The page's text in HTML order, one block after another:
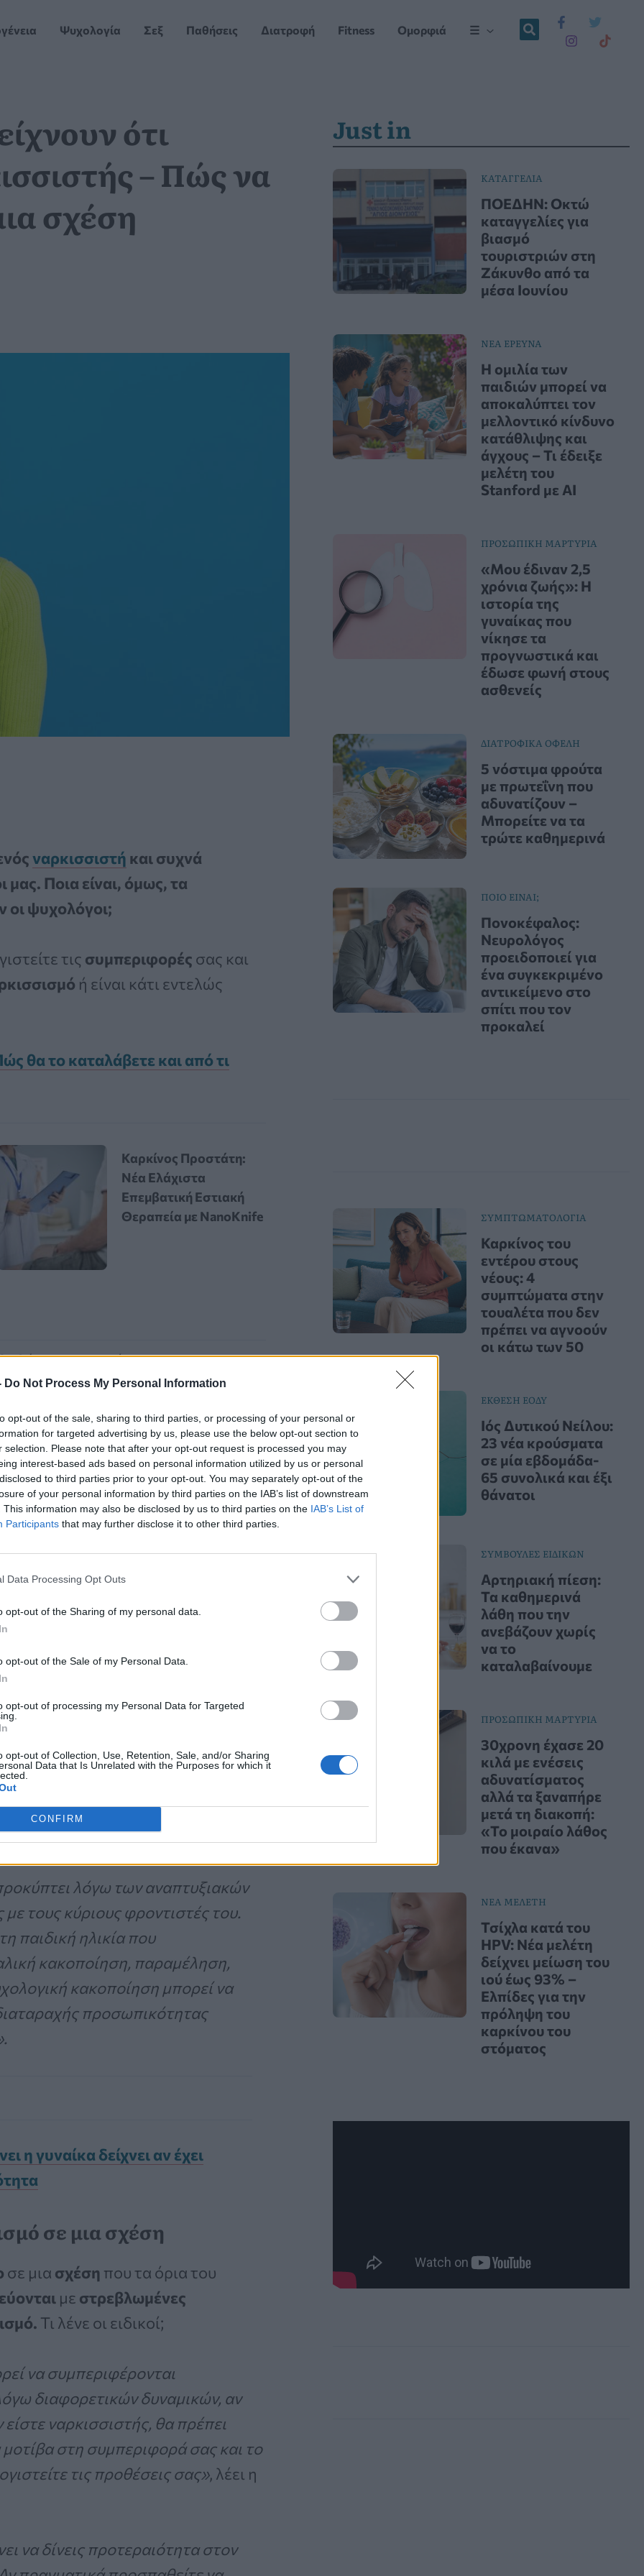
Do Not Process My Personal Information
opt-out of the sale, sharing to third parties, or processing of your personal or
for targeted advertising by us, please use the below opt-out section to
selection. Please note that after your opt-out request is processed you may
interest-based ads based on personal information utilized by us or personal
to third parties prior to your opt-out. You may separately opt-out of the
of your personal information by third parties on the IAB’s list of downstream
This information may also be disclosed by us to third parties on the IAB’s List of
Participants that may further disclose it to other third parties.
Data Processing Opt Outs
opt-out of the Sharing of my personal data.
opt-out of the Sale of my Personal Data.
opt-out of processing my Personal Data for Targeted
opt-out of Collection, Use, Retention, Sale, and/or Sharing
Data that Is Unrelated with the Purposes for which it
CONFIRM
Ψυχολογία Σεξ Παθήσεις Διατροφή Fitness Ομορφιά ☰
ότι
– Πώς να
σχέση
ναρκισσιστή και συχνά
Ποια είναι, όμως, τα
οι ψυχολόγοι;
τις συμπεριφορές σας και
ή είναι κάτι εντελώς
θα το καταλάβετε και από τι
Καρκίνος Προστάτη:
Νέα Ελάχιστα
Επεμβατική Εστιακή
Θεραπεία με NanoKnife
κατανόηση για τον
τοParadeαπευθύνθηκε στους
Noëlle Santorelli
για το πώς αναπτύσσεται η
στους ανθρώπους», λέει η
πράγμα που σημαίνει
για μια
θεωρίες λένε ότι είναι
ή ανωμαλιών στον
λόγω των αναπτυξιακών
με τους κύριους φροντιστές του.
παιδική ηλικία που
κακοποίηση, παραμέληση,
κακοποίηση μπορεί να
προσωπικότητας
η γυναίκα δείχνει αν έχει
σε μια σχέση
σε μια σχέση που τα όρια του
με στρεβλωμένες
Τι λένε οι ειδικοί;
να συμπεριφέρονται
διαφορετικών δυναμικών, αν
ναρκισσιστής, θα πρέπει
στη συμπεριφορά σας και το
τις προθέσεις σας», λέει η
να δίνεις προτεραιότητα στον
Just in
ΚΑΤΑΓΓΕΛΙΑ
ΠΟΕΔΗΝ: Οκτώ
καταγγελίες για
βιασμό
τουριστριών στη
Ζάκυνθο από τα
μέσα Ιουνίου
ΝΕΑ ΕΡΕΥΝΑ
Η ομιλία των
παιδιών μπορεί να
αποκαλύπτει τον
μελλοντικό κίνδυνο
κατάθλιψης και
άγχους – Τι έδειξε
μελέτη του
Stanford με AI
ΠΡΟΣΩΠΙΚΗ ΜΑΡΤΥΡΙΑ
«Μου έδιναν 2,5
χρόνια ζωής»: Η
ιστορία της
γυναίκας που
νίκησε τα
προγνωστικά και
έδωσε φωνή στους
ασθενείς
ΔΙΑΤΡΟΦΙΚΑ ΟΦΕΛΗ
5 νόστιμα φρούτα
με πρωτεΐνη που
αδυνατίζουν –
Μπορείτε να τα
τρώτε καθημερινά
ΠΟΙΟ ΕΙΝΑΙ;
Πονοκέφαλος:
Νευρολόγος
προειδοποιεί για
ένα συγκεκριμένο
αντικείμενο στο
σπίτι που τον
προκαλεί
ΣΥΜΠΤΩΜΑΤΟΛΟΓΙΑ
Καρκίνος του
εντέρου στους
νέους: 4
συμπτώματα στην
τουαλέτα που δεν
πρέπει να αγνοούν
οι κάτω των 50
ΕΚΘΕΣΗ ΕΟΔΥ
Ιός Δυτικού Νείλου:
23 νέα κρούσματα
σε μία εβδομάδα-
65 συνολικά και έξι
θάνατοι
ΣΥΜΒΟΥΛΕΣ ΕΙΔΙΚΩΝ
Αρτηριακή πίεση:
Τα καθημερινά
λάθη που την
ανεβάζουν χωρίς
να το
καταλαβαίνουμε
ΠΡΟΣΩΠΙΚΗ ΜΑΡΤΥΡΙΑ
30χρονη έχασε 20
κιλά με ενέσεις
αδυνατίσματος
αλλά τα ξαναπήρε
μετά τη διακοπή:
«Το μοιραίο λάθος
που έκανα»
ΝΕΑ ΜΕΛΕΤΗ
Τσίχλα κατά του
HPV: Νέα μελέτη
δείχνει μείωση του
ιού έως 93% –
Ελπίδες για την
πρόληψη του
καρκίνου του
στόματος